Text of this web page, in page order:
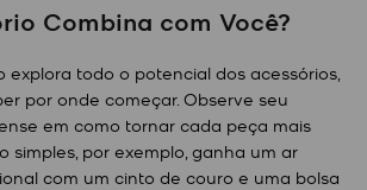
Combina com Você?
explora todo o potencial dos acessórios,
por onde começar. Observe seu
em como tornar cada peça mais
simples, por exemplo, ganha um ar
com um cinto de couro e uma bolsa